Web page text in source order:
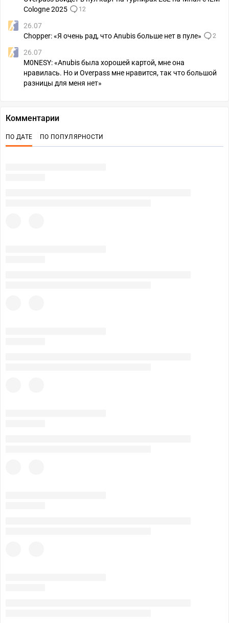
Cologne 2025
12
26.07
Chopper: «Я очень рад, что Anubis больше нет в пуле»
2
26.07
M0NESY: «Anubis была хорошей картой, мне она
нравилась. Но и Overpass мне нравится, так что большой
разницы для меня нет»
Комментарии
ПО ДАТЕ ПО ПОПУЛЯРНОСТИ